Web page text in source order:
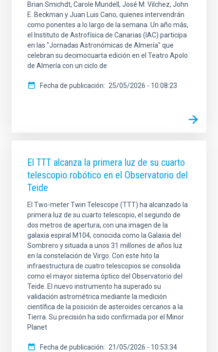
Brian Smichdt, Carole Mundell, José M. Vilchez, John
E. Beckman y Juan Luis Cano, quienes intervendrán
como ponentes a lo largo de la semana. Un año más,
el Instituto de Astrofísica de Canarias (IAC) participa
en las "Jornadas Astronómicas de Almería" que
celebran su decimocuarta edición en el Teatro Apolo
de Almería con un ciclo de
Fecha de publicación 25/05/2026 - 10:08:23
El TTT alcanza la primera luz de su cuarto
telescopio robótico en el Observatorio del
Teide
El Two-meter Twin Telescope (TTT) ha alcanzado la
primera luz de su cuarto telescopio, el segundo de
dos metros de apertura, con una imagen de la
galaxia espiral M104, conocida como la Galaxia del
Sombrero y situada a unos 31 millones de años luz
en la constelación de Virgo. Con este hito la
infraestructura de cuatro telescopios se consolida
como el mayor sistema óptico del Observatorio del
Teide. El nuevo instrumento ha superado su
validación astrométrica mediante la medición
científica de la posición de asteroides cercanos a la
Tierra. Su precisión ha sido confirmada por el Minor
Planet
Fecha de publicación 21/05/2026 - 10:53:34